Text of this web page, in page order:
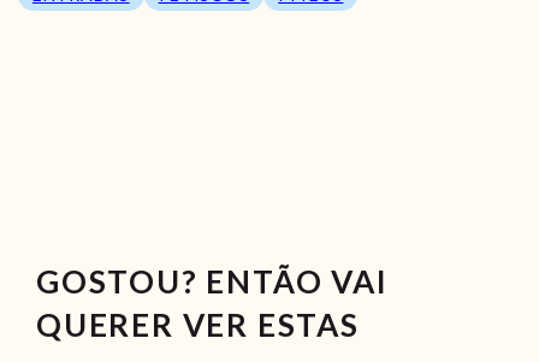
GOSTOU? ENTÃO VAI
QUERER VER ESTAS